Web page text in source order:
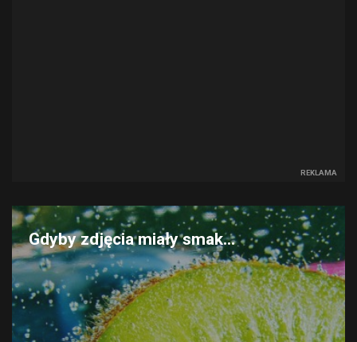
REKLAMA
Gdyby zdjęcia miały smak...